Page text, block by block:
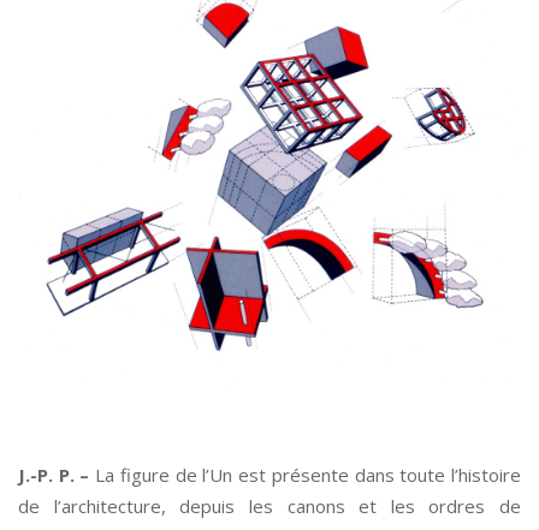
J.-P. P. – La figure de l’Un est présente dans toute l’histoire
de l’architecture, depuis les canons et les ordres de